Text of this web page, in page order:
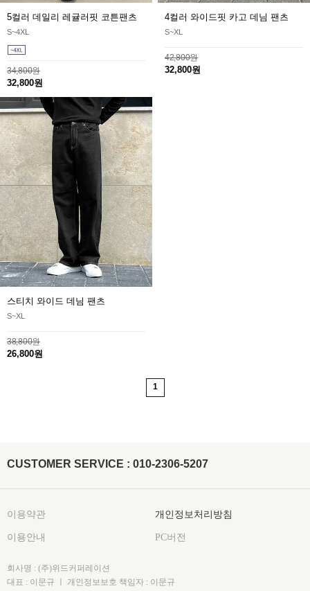
5컬러 데일리 레귤러핏 코튼팬츠
S~4XL
34,800원
32,800원
4컬러 와이드핏 카고 데님 팬츠
S~XL
42,800원
32,800원
스티치 와이드 데님 팬츠
S~XL
38,800원
26,800원
1
CUSTOMER SERVICE : 010-2306-5207
이용약관 개인정보처리방침
이용안내 PC버전
회사명 : (주)위드커퍼레이션
대표 : 이문규 ㅣ 개인정보보호 책임자 : 이문규